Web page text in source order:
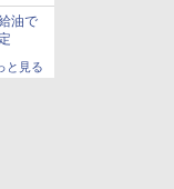
油で
と見る